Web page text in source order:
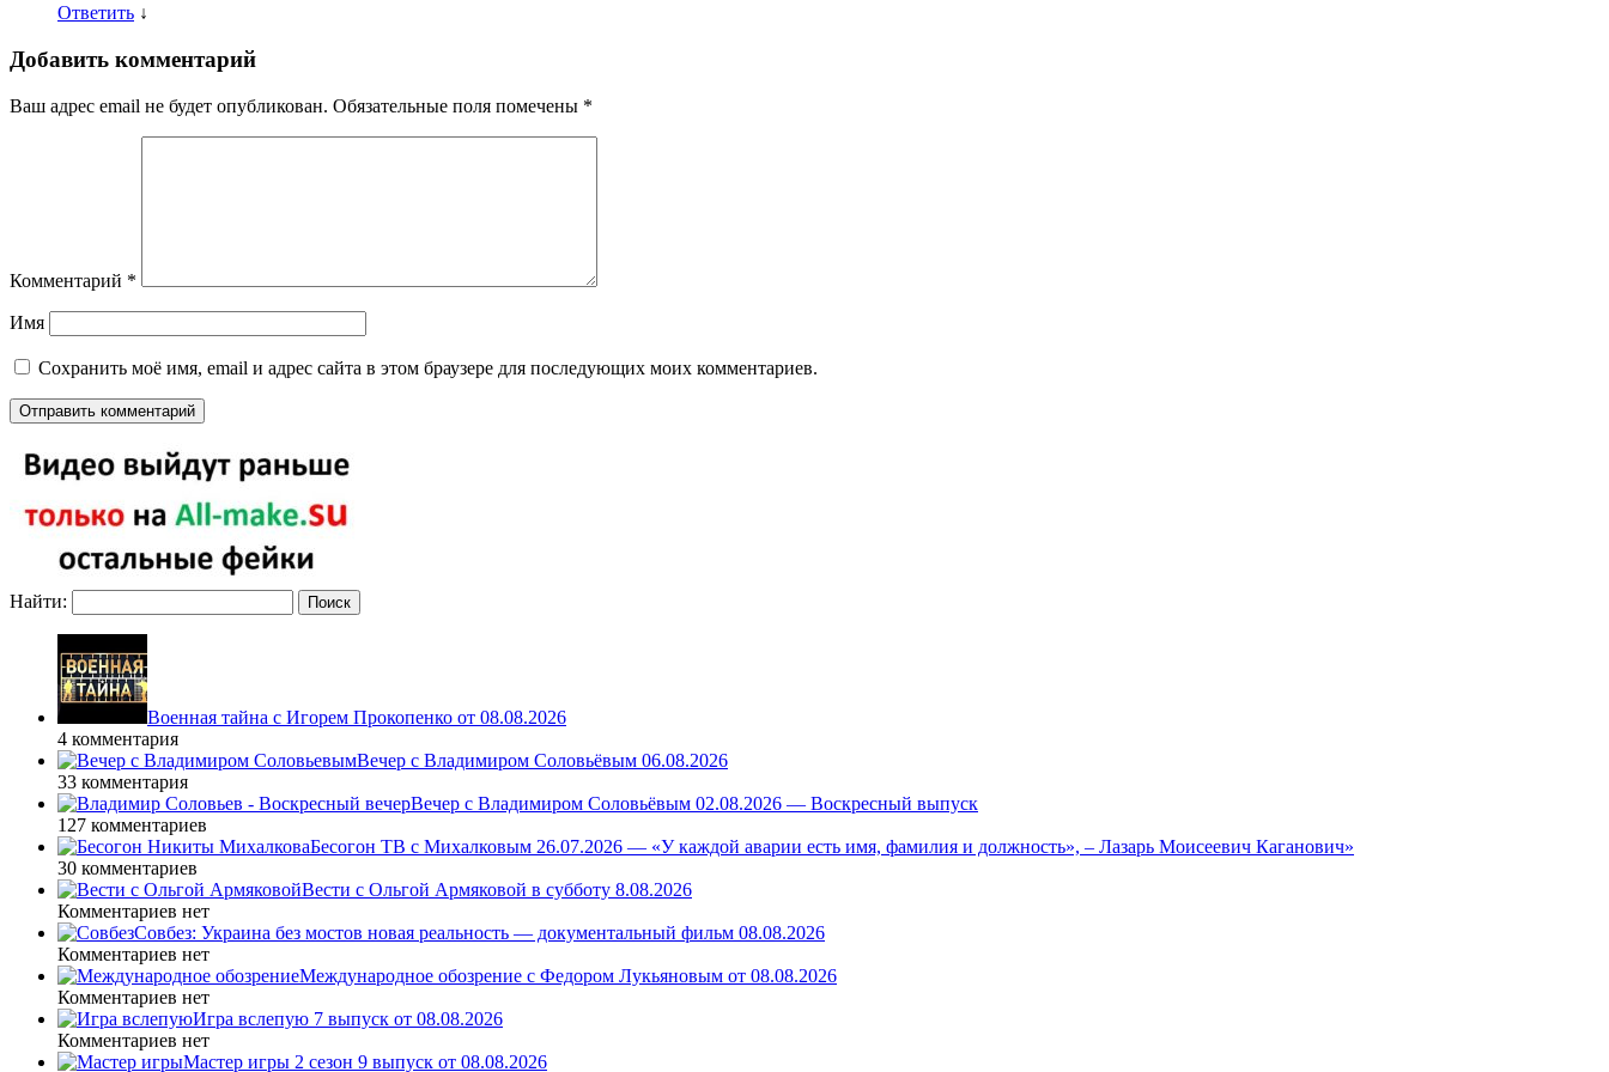
Ответить ↓
Добавить комментарий
Ваш адрес email не будет опубликован. Обязательные поля помечены *
Комментарий *
Имя
Сохранить моё имя, email и адрес сайта в этом браузере для последующих моих комментариев.
Найти:
Военная тайна с Игорем Прокопенко от 08.08.2026
4 комментария
Вечер с Владимиром Соловьёвым 06.08.2026
33 комментария
Вечер с Владимиром Соловьёвым 02.08.2026 — Воскресный выпуск
127 комментариев
Бесогон ТВ с Михалковым 26.07.2026 — «У каждой аварии есть имя, фамилия и должность», – Лазарь Моисеевич Каганович»
30 комментариев
Вести с Ольгой Армяковой в субботу 8.08.2026
Комментариев нет
Совбез: Украина без мостов новая реальность — документальный фильм 08.08.2026
Комментариев нет
Международное обозрение с Федором Лукьяновым от 08.08.2026
Комментариев нет
Игра вслепую 7 выпуск от 08.08.2026
Комментариев нет
Мастер игры 2 сезон 9 выпуск от 08.08.2026